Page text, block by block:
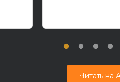
Читать на